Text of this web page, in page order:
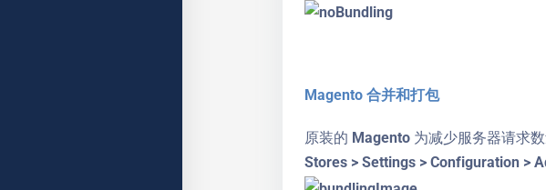
Magento 合并和打包
原装的 Magento 为减少服务器请求
Stores > Settings > Configuration >